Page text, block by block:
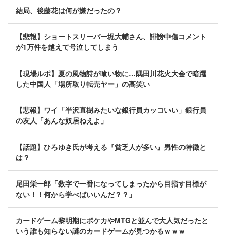
結局、後藤花は何が嫌だったの？
【悲報】ショートスリーパー堀大輔さん、誹謗中傷コメント
が1万件を越えて号泣してしまう
【現場ルポ】夏の風物詩が喰い物に…隅田川花火大会で暗躍
した中国人「場所取り転売ヤー」の高笑い
【悲報】ワイ「半沢直樹みたいな銀行員カッコいい」銀行員
の友人「あんな奴居ねえよ」
【話題】ひろゆき氏が考える『貧乏人が多い』男性の特徴と
は？
尾田栄一郎「数字で一番になってしまったから目指す目標が
ない！！何から学べばいいんだ？？」
カードゲーム黎明期にポケカやMTGと並んで大人気だったと
いう誰も知らない謎のカードゲームが見つかるｗｗｗ